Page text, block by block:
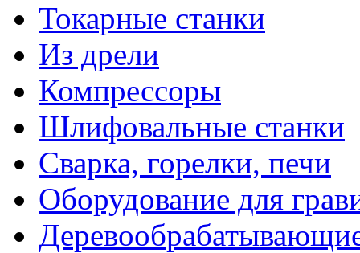
Токарные станки
Из дрели
Компрессоры
Шлифовальные станки
Сварка, горелки, печи
Оборудование для